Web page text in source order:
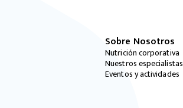
Sobre Nosotros
Nutrición corporativa
Nuestros especialistas
Eventos y actividades